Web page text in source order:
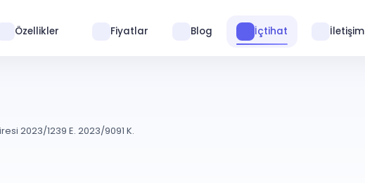
Özellikler Fiyatlar Blog İçtihat İletişim
2023/1239 E. 2023/9091 K.